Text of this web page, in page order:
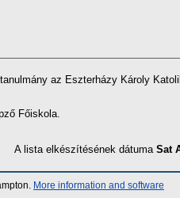
az Eszterházy Károly
Főiskola.
A lista elkészítésének dátuma Sat
More information and software